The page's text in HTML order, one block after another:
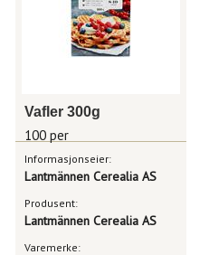
Vafler 300g
100 per
Informasjonseier:
Lantmännen Cerealia AS
Produsent:
Lantmännen Cerealia AS
Varemerke: